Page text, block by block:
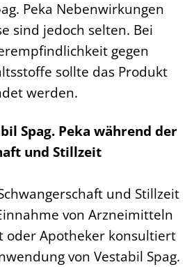
Peka Nebenwirkungen
sind jedoch selten. Bei
gegen
sollte das Produkt
werden.
Spag. Peka während der
und Stillzeit
und Stillzeit
von Arzneimitteln
oder Apotheker konsultiert
von Vestabil Spag.